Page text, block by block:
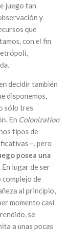
juego tan
y
que
con el fin
decidir también
disponemos,
sólo tres
En Colonization
tipos de
pero
posea una
En lugar de ser
complejo de
al principio,
momento casi
se
a unas pocas